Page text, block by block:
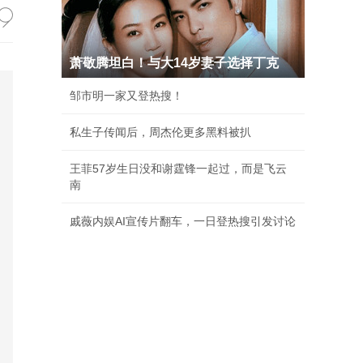
萧敬腾坦白！与大14岁妻子选择丁克
邹市明一家又登热搜！
私生子传闻后，周杰伦更多黑料被扒
王菲57岁生日没和谢霆锋一起过，而是飞云
南
戚薇内娱AI宣传片翻车，一日登热搜引发讨论